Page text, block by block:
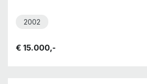
2002
€ 15.000,-